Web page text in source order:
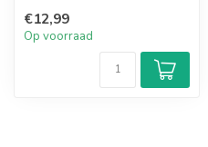
houden...
€12,99
Op voorraad